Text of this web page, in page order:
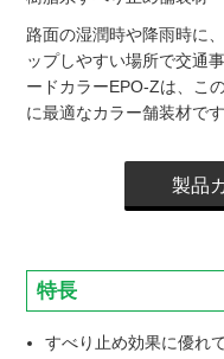
路面の湿潤時や降雨時に
ップしやすい場所で交通
ードカラーEPO-Zは、こ
に最適なカラー舗装材です
製品
特長
すべり止め効果に優れ